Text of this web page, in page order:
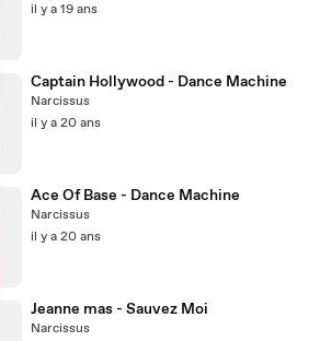
il y a 19 ans
Captain Hollywood - Dance Machine
Narcissus
il y a 20 ans
Ace Of Base - Dance Machine
Narcissus
il y a 20 ans
Jeanne mas - Sauvez Moi
Narcissus